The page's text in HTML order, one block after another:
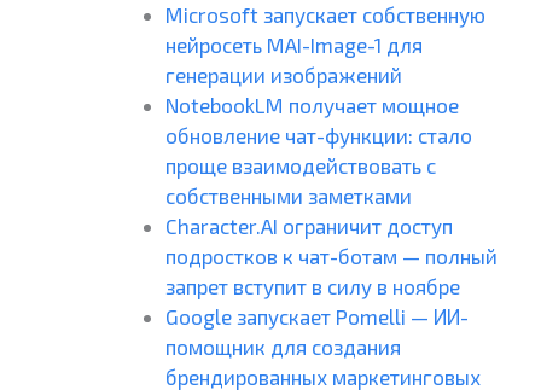
Microsoft запускает собственную
нейросеть MAI-Image-1 для
генерации изображений
NotebookLM получает мощное
обновление чат-функции: стало
проще взаимодействовать с
собственными заметками
Character.AI ограничит доступ
подростков к чат-ботам — полный
запрет вступит в силу в ноябре
Google запускает Pomelli — ИИ-
помощник для создания
брендированных маркетинговых